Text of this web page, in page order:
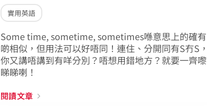
實用英語
Some time, sometime, sometimes喺意思上的確有
啲相似，但用法可以好唔同！連住、分開同有S冇S，
你又講唔講到有咩分別？唔想用錯地方？就要一齊嚟
睇睇喇！
閱讀文章